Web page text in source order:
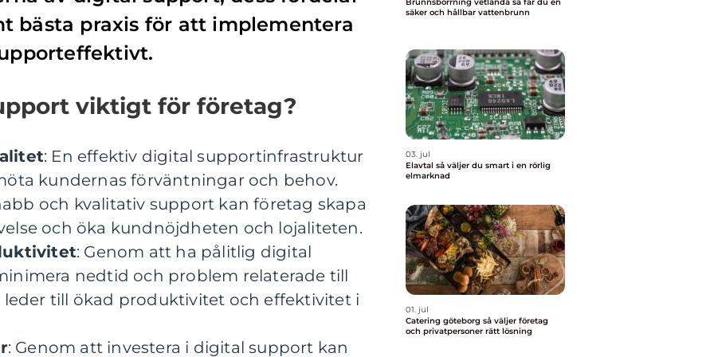
bästa praxis för att implementera
viktigt för företag?
: En effektiv digital supportinfrastruktur
kundernas förväntningar och behov.
och kvalitativ support kan företag skapa
och öka kundnöjdheten och lojaliteten.
: Genom att ha pålitlig digital
nedtid och problem relaterade till
till ökad produktivitet och effektivitet i
: Genom att investera i digital support kan
säker och hållbar vattenbrunn
03. jul
Elavtal så väljer du smart i en rörlig
elmarknad
01. jul
Catering göteborg så väljer företag
och privatpersoner rätt lösning